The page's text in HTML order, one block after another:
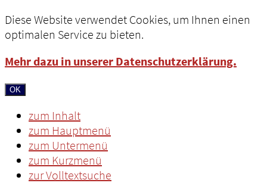
Diese Website verwendet Cookies, um Ihnen einen
optimalen Service zu bieten.
Mehr dazu in unserer Datenschutzerklärung.
OK
zum Inhalt
zum Hauptmenü
zum Untermenü
zum Kurzmenü
zur Volltextsuche